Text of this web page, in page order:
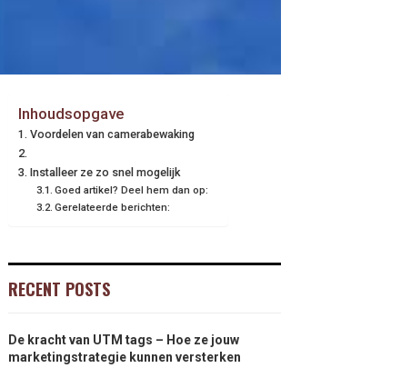
Inhoudsopgave
Voordelen van camerabewaking
Installeer ze zo snel mogelijk
Goed artikel? Deel hem dan op:
Gerelateerde berichten:
RECENT POSTS
De kracht van UTM tags – Hoe ze jouw
marketingstrategie kunnen versterken